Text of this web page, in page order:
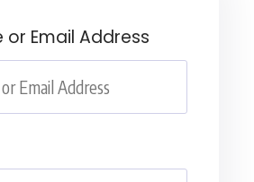
or Email Address